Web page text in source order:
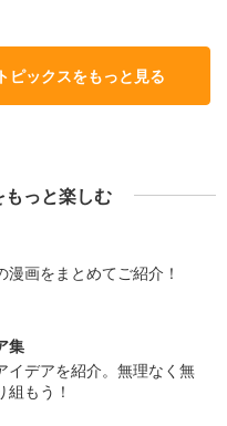
ピックスをもっと見る
っと楽しむ
画をまとめてご紹介！
集
イデアを紹介。無理なく無
もう！